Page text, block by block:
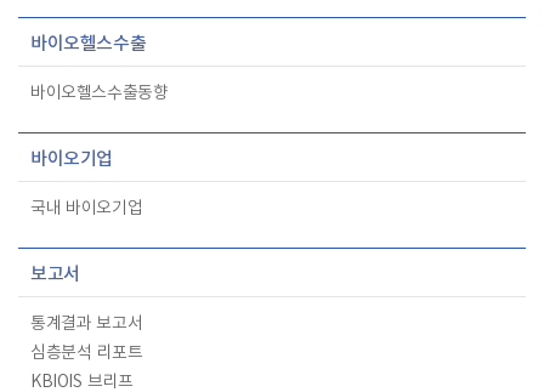
바이오헬스수출
바이오헬스수출동향
바이오기업
국내 바이오기업
보고서
통계결과 보고서
심층분석 리포트
KBIOIS 브리프